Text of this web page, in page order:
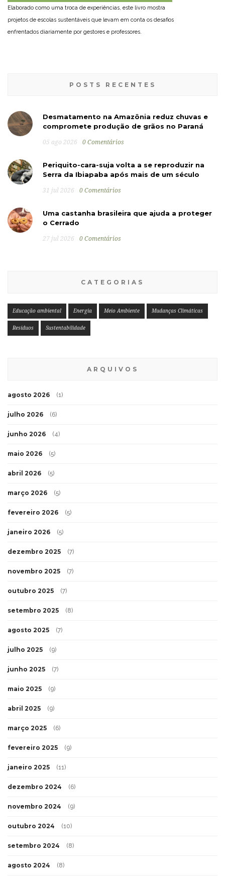
Elaborado como uma troca de experiências, este livro mostra
projetos de escolas sustentáveis que levam em conta os desafios
enfrentados diariamente por gestores e professores.
POSTS RECENTES
Desmatamento na Amazônia reduz chuvas e
compromete produção de grãos no Paraná
05 ago 2026 0 Comentários
Periquito-cara-suja volta a se reproduzir na
Serra da Ibiapaba após mais de um século
31 jul 2026 0 Comentários
Uma castanha brasileira que ajuda a proteger
o Cerrado
27 jul 2026 0 Comentários
CATEGORIAS
Educação ambiental Energia Meio Ambiente Mudanças Climáticas
Resíduos Sustentabilidade
ARQUIVOS
agosto 2026 (1)
julho 2026 (6)
junho 2026 (4)
maio 2026 (5)
abril 2026 (5)
março 2026 (5)
fevereiro 2026 (5)
janeiro 2026 (5)
dezembro 2025 (7)
novembro 2025 (7)
outubro 2025 (7)
setembro 2025 (8)
agosto 2025 (7)
julho 2025 (9)
junho 2025 (7)
maio 2025 (9)
abril 2025 (9)
março 2025 (6)
fevereiro 2025 (9)
janeiro 2025 (11)
dezembro 2024 (6)
novembro 2024 (9)
outubro 2024 (10)
setembro 2024 (8)
agosto 2024 (8)